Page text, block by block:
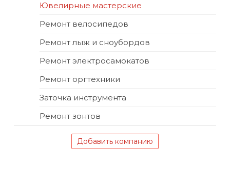
Ювелирные мастерские
Ремонт велосипедов
Ремонт лыж и сноубордов
Ремонт электросамокатов
Ремонт оргтехники
Заточка инструмента
Ремонт зонтов
Добавить компанию